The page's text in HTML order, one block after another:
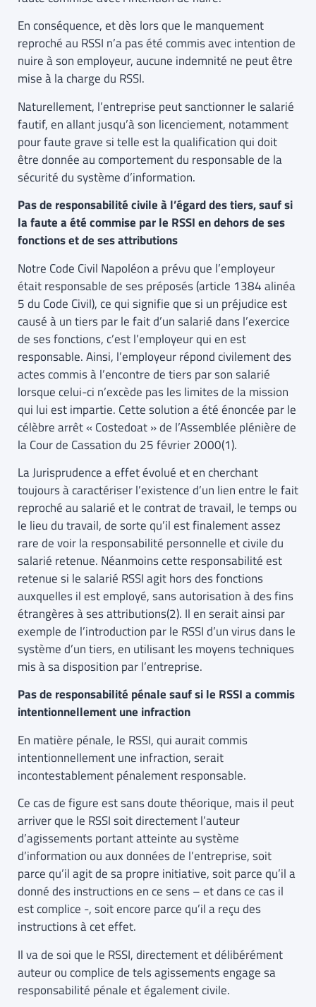
En conséquence, et dès lors que le manquement
reproché au RSSI n’a pas été commis avec intention de
nuire à son employeur, aucune indemnité ne peut être
mise à la charge du RSSI.
Naturellement, l’entreprise peut sanctionner le salarié
fautif, en allant jusqu’à son licenciement, notamment
pour faute grave si telle est la qualification qui doit
être donnée au comportement du responsable de la
sécurité du système d’information.
Pas de responsabilité civile à l’égard des tiers, sauf si
la faute a été commise par le RSSI en dehors de ses
fonctions et de ses attributions
Notre Code Civil Napoléon a prévu que l’employeur
était responsable de ses préposés (article 1384 alinéa
5 du Code Civil), ce qui signifie que si un préjudice est
causé à un tiers par le fait d’un salarié dans l’exercice
de ses fonctions, c’est l’employeur qui en est
responsable. Ainsi, l’employeur répond civilement des
actes commis à l’encontre de tiers par son salarié
lorsque celui-ci n’excède pas les limites de la mission
qui lui est impartie. Cette solution a été énoncée par le
célèbre arrêt « Costedoat » de l’Assemblée plénière de
la Cour de Cassation du 25 février 2000(1).
La Jurisprudence a effet évolué et en cherchant
toujours à caractériser l’existence d’un lien entre le fait
reproché au salarié et le contrat de travail, le temps ou
le lieu du travail, de sorte qu’il est finalement assez
rare de voir la responsabilité personnelle et civile du
salarié retenue. Néanmoins cette responsabilité est
retenue si le salarié RSSI agit hors des fonctions
auxquelles il est employé, sans autorisation à des fins
étrangères à ses attributions(2). Il en serait ainsi par
exemple de l’introduction par le RSSI d’un virus dans le
système d’un tiers, en utilisant les moyens techniques
mis à sa disposition par l’entreprise.
Pas de responsabilité pénale sauf si le RSSI a commis
intentionnellement une infraction
En matière pénale, le RSSI, qui aurait commis
intentionnellement une infraction, serait
incontestablement pénalement responsable.
Ce cas de figure est sans doute théorique, mais il peut
arriver que le RSSI soit directement l’auteur
d’agissements portant atteinte au système
d’information ou aux données de l’entreprise, soit
parce qu’il agit de sa propre initiative, soit parce qu’il a
donné des instructions en ce sens – et dans ce cas il
est complice -, soit encore parce qu’il a reçu des
instructions à cet effet.
Il va de soi que le RSSI, directement et délibérément
auteur ou complice de tels agissements engage sa
responsabilité pénale et également civile.